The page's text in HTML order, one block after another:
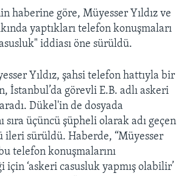
haberine göre, Müyesser Yıldız ve
yaptıkları telefon konuşmaları
iddiası öne sürüldü.
Yıldız, şahsi telefon hattıyla bir
İstanbul’da görevli E.B. adlı askeri
Dükel'in de dosyada
sıra üçüncü şüpheli olarak adı geçen
ileri sürüldü. Haberde, “Müyesser
telefon konuşmalarını
‘askeri casusluk yapmış olabilir’